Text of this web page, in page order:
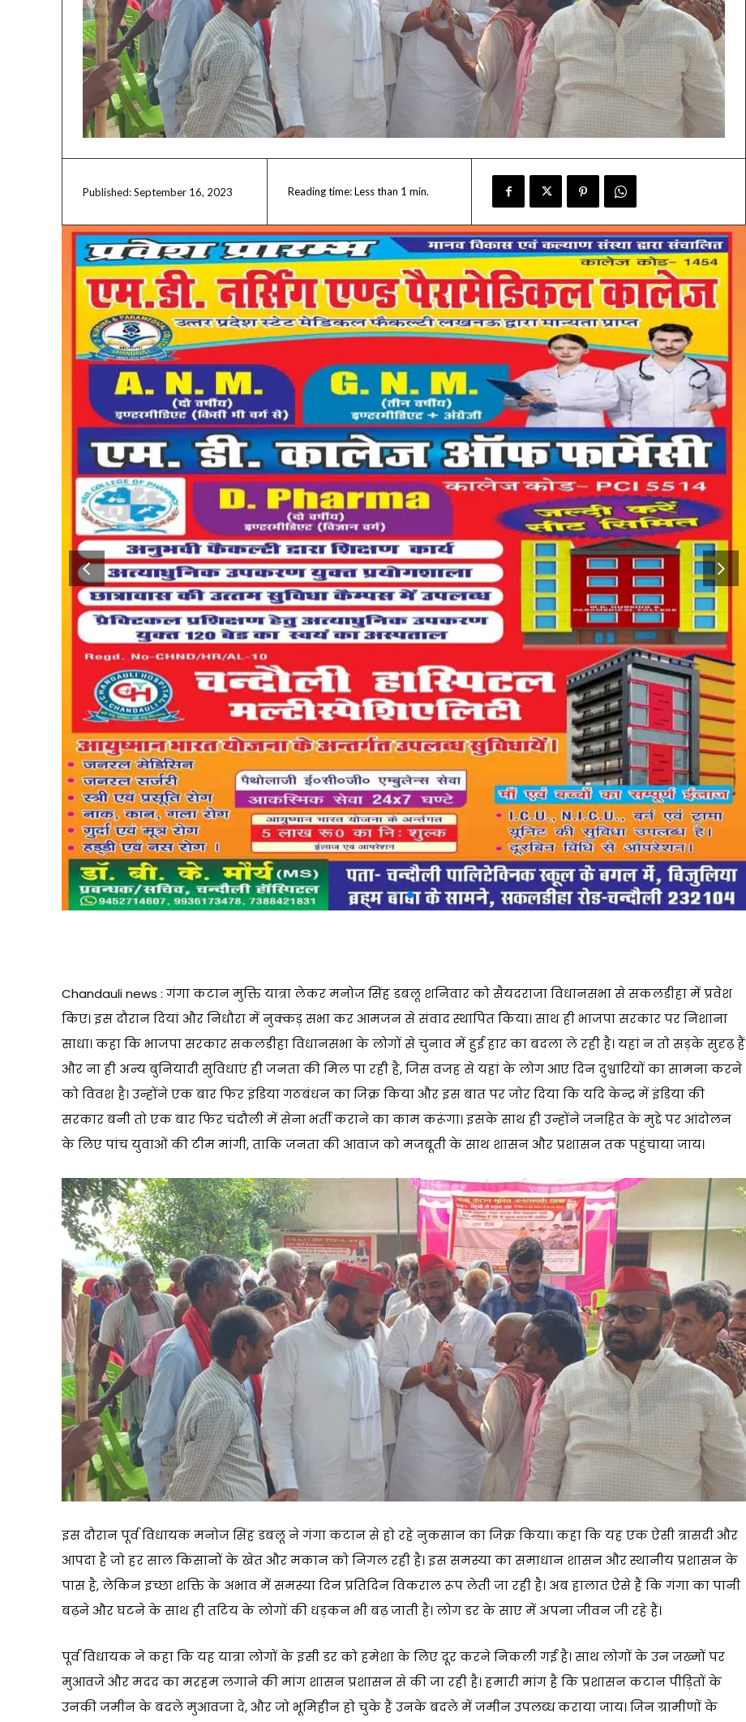
Published:September 16, 2023 Reading time:Less than 1 min.
Chandauli news : गंगा कटान मुक्ति यात्रा लेकर मनोज सिंह डबलू शनिवार को सैयदराजा विधानसभा से सकलडीहा में प्रवेश
किए। इस दौरान दियां और निधौरा में नुक्कड़ सभा कर आमजन से संवाद स्थापित किया। साथ ही भाजपा सरकार पर निशाना
साधा। कहा कि भाजपा सरकार सकलडीहा विधानसभा के लोगों से चुनाव में हुई हार का बदला ले रही है। यहां न तो सड़के सुदृढ़ हैं
और ना ही अन्य बुनियादी सुविधाएं ही जनता की मिल पा रही है, जिस वजह से यहां के लोग आए दिन दुश्वारियों का सामना करने
को विवश है। उन्होंने एक बार फिर इंडिया गठबंधन का जिक्र किया और इस बात पर जोर दिया कि यदि केन्द्र में इंडिया की
सरकार बनी तो एक बार फिर चंदौली में सेना भर्ती कराने का काम करूंगा। इसके साथ ही उन्होंने जनहित के मुद्दे पर आंदोलन
के लिए पांच युवाओं की टीम मांगी, ताकि जनता की आवाज को मजबूती के साथ शासन और प्रशासन तक पहुंचाया जाय।
इस दौरान पूर्व विधायक मनोज सिंह डबलू ने गंगा कटान से हो रहे नुकसान का जिक्र किया। कहा कि यह एक ऐसी त्रासदी और
आपदा है जो हर साल किसानों के खेत और मकान को निगल रही है। इस समस्या का समाधान शासन और स्थानीय प्रशासन के
पास है, लेकिन इच्छा शक्ति के अभाव में समस्या दिन प्रतिदिन विकराल रूप लेती जा रही है। अब हालात ऐसे हैं कि गंगा का पानी
बढ़ने और घटने के साथ ही तटिय के लोगों की धड़कन भी बढ़ जाती है। लोग डर के साए में अपना जीवन जी रहे हैं।
पूर्व विधायक ने कहा कि यह यात्रा लोगों के इसी डर को हमेशा के लिए दूर करने निकली गई है। साथ लोगों के उन जख्मों पर
मुआवजे और मदद का मरहम लगाने की मांग शासन प्रशासन से की जा रही है। हमारी मांग है कि प्रशासन कटान पीड़ितों के
उनकी जमीन के बदले मुआवजा दे, और जो भूमिहीन हो चुके हैं उनके बदले में जमीन उपलब्ध कराया जाय। जिन ग्रामीणों के